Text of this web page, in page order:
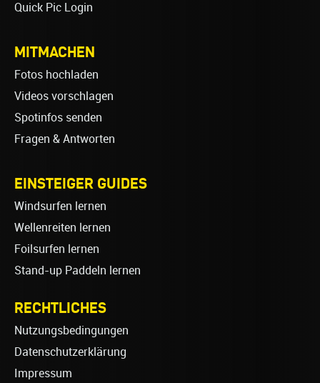
Quick Pic Login
MITMACHEN
Fotos hochladen
Videos vorschlagen
Spotinfos senden
Fragen & Antworten
EINSTEIGER GUIDES
Windsurfen lernen
Wellenreiten lernen
Foilsurfen lernen
Stand-up Paddeln lernen
RECHTLICHES
Nutzungsbedingungen
Datenschutzerklärung
Impressum